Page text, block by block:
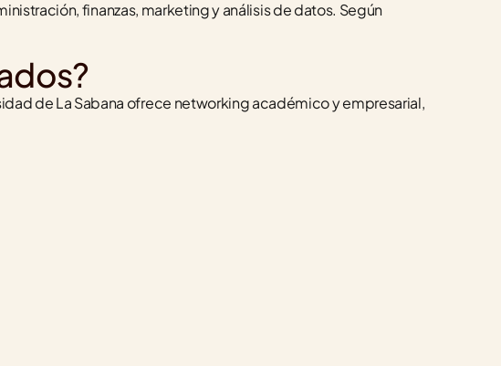
finanzas, marketing y análisis de datos. Según
de La Sabana ofrece networking académico y empresarial,